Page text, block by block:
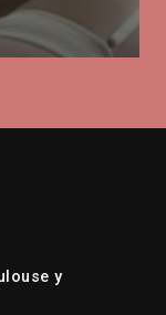
y